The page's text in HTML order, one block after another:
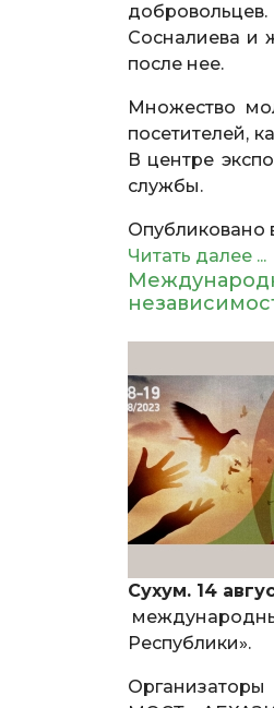
Сосналиева и
после нее.
Множество
посетителей,
В центре
службы.
Опубликовано
Читать далее ...
Сухум. 14
Республики».